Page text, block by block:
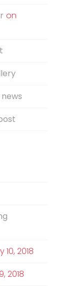
on
2018
2018